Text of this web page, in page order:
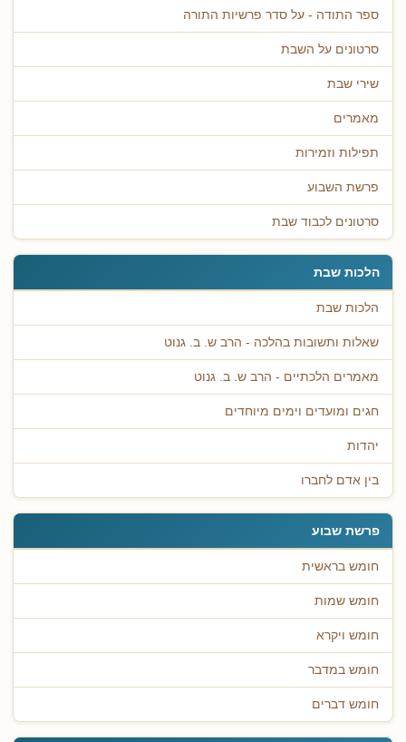
ספר התודה - על סדר פרשיות התורה
סרטונים על השבת
שירי שבת
מאמרים
תפילות וזמירות
פרשת השבוע
סרטונים לכבוד שבת
הלכות שבת
הלכות שבת
שאלות ותשובות בהלכה - הרב ש. ב. גנוט
מאמרים הלכתיים - הרב ש. ב. גנוט
חגים ומועדים וימים מיוחדים
יהדות
בין אדם לחברו
פרשת שבוע
חומש בראשית
חומש שמות
חומש ויקרא
חומש במדבר
חומש דברים